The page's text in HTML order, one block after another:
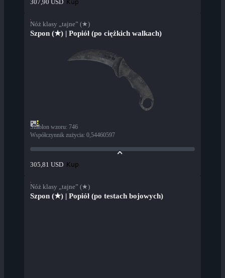
307,90 USD
Nóż klasy „tajne” (★)
Szpon (★) | Popiół (po ciężkich walkach)
Szablon wzoru: 746
Współczynnik zużycia: 0,54460597
305,81 USD Kup
Nóż klasy „tajne” (★)
Szpon (★) | Popiół (po testach bojowych)